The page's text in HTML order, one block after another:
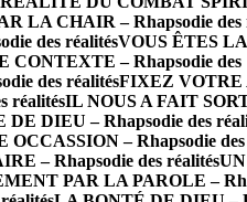
LA CHAIR – Rhapsodie des
des réalitésVOUS ÊTES
CONTEXTE – Rhapsodie des
des réalitésFIXEZ VOTRE
réalitésIL NOUS A FAIT
DIEU – Rhapsodie des
– Rhapsodie des
– Rhapsodie des réalités
PAR LA PAROLE –